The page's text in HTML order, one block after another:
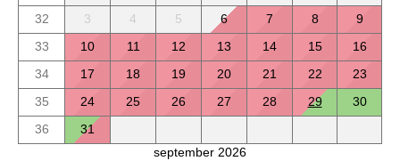
32
3 4 5 6 7 8
9
33
10 11 12 13 14 15
16
34
17 18 19 20 21 22
23
35
24 25 26 27 28 29
30
36
31
september 2026